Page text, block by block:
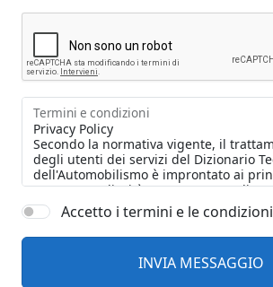
Termini e condizioni
Accetto i termini e le condizioni